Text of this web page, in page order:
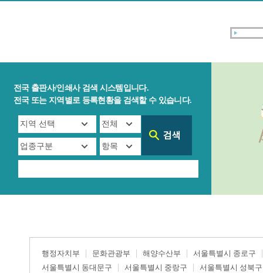
전국 출판사/인쇄사 검색 시스템입니다.
전국 또는 지역별로 등록현황을 검색할 수 있습니다.
행정자치부 문화관광부 해양수산부
서울특별시 종로구
서울특별시 동대문구
서울특별시 중랑구
서울특별시 성북구